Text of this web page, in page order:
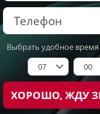
Передний
1.6 л (106 л.с.), Бензин
серебристый
545 000₽
от477 300₽*